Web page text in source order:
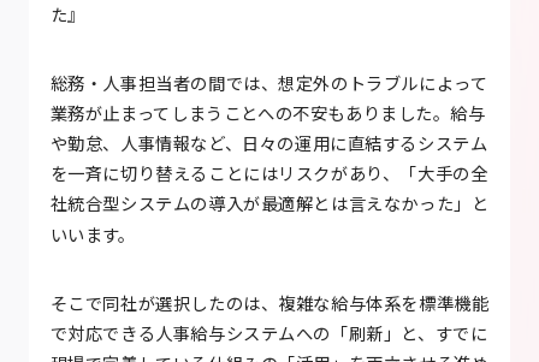
た』
総務・人事担当者の間では、想定外のトラブルによって
業務が止まってしまうことへの不安もありました。給与
や勤怠、人事情報など、日々の運用に直結するシステム
を一斉に切り替えることにはリスクがあり、「大手の全
社統合型システムの導入が最適解とは言えなかった」と
いいます。
そこで同社が選択したのは、複雑な給与体系を標準機能
で対応できる人事給与システムへの「刷新」と、すでに